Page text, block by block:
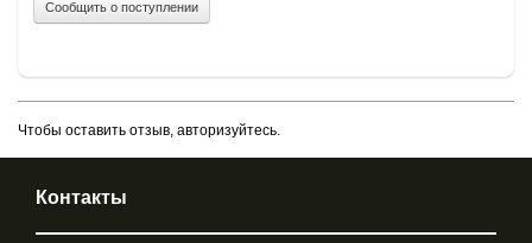
Сообщить о поступлении
Чтобы оставить отзыв, авторизуйтесь.
Контакты